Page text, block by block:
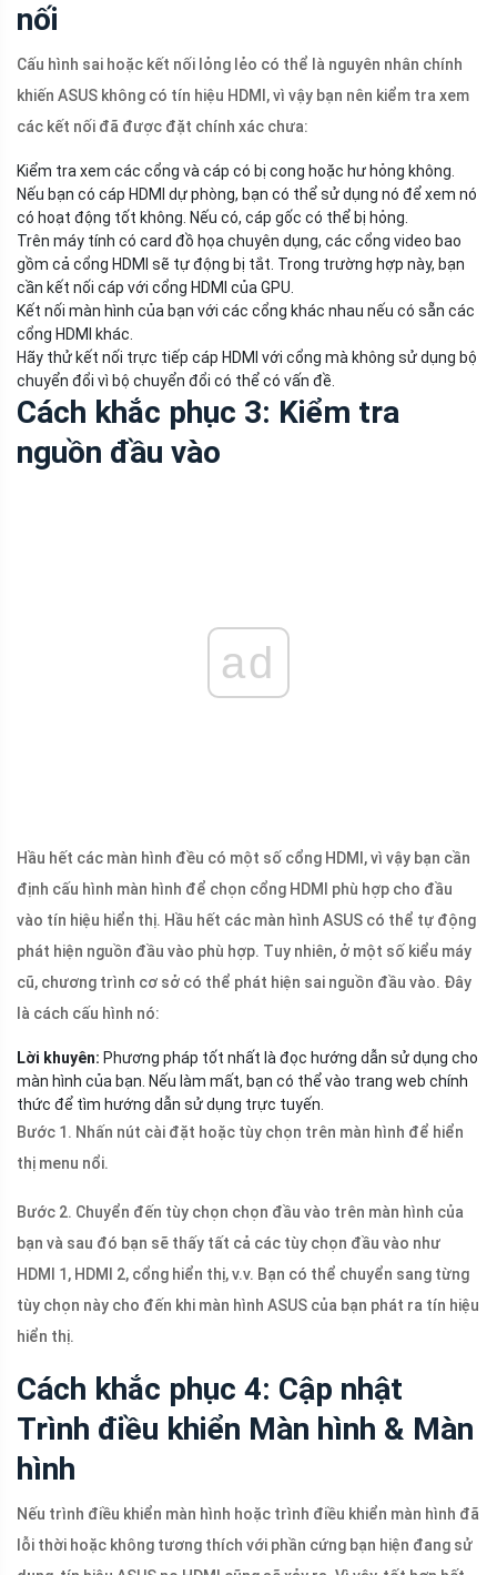
nối
Cấu hình sai hoặc kết nối lỏng lẻo có thể là nguyên nhân chính
khiến ASUS không có tín hiệu HDMI, vì vậy bạn nên kiểm tra xem
các kết nối đã được đặt chính xác chưa:
Kiểm tra xem các cổng và cáp có bị cong hoặc hư hỏng không.
Nếu bạn có cáp HDMI dự phòng, bạn có thể sử dụng nó để xem nó
có hoạt động tốt không. Nếu có, cáp gốc có thể bị hỏng.
Trên máy tính có card đồ họa chuyên dụng, các cổng video bao
gồm cả cổng HDMI sẽ tự động bị tắt. Trong trường hợp này, bạn
cần kết nối cáp với cổng HDMI của GPU.
Kết nối màn hình của bạn với các cổng khác nhau nếu có sẵn các
cổng HDMI khác.
Hãy thử kết nối trực tiếp cáp HDMI với cổng mà không sử dụng bộ
chuyển đổi vì bộ chuyển đổi có thể có vấn đề.
Cách khắc phục 3: Kiểm tra
nguồn đầu vào
ad
Hầu hết các màn hình đều có một số cổng HDMI, vì vậy bạn cần
định cấu hình màn hình để chọn cổng HDMI phù hợp cho đầu
vào tín hiệu hiển thị. Hầu hết các màn hình ASUS có thể tự động
phát hiện nguồn đầu vào phù hợp. Tuy nhiên, ở một số kiểu máy
cũ, chương trình cơ sở có thể phát hiện sai nguồn đầu vào. Đây
là cách cấu hình nó:
Lời khuyên: Phương pháp tốt nhất là đọc hướng dẫn sử dụng cho
màn hình của bạn. Nếu làm mất, bạn có thể vào trang web chính
thức để tìm hướng dẫn sử dụng trực tuyến.
Bước 1. Nhấn nút cài đặt hoặc tùy chọn trên màn hình để hiển
thị menu nổi.
Bước 2. Chuyển đến tùy chọn chọn đầu vào trên màn hình của
bạn và sau đó bạn sẽ thấy tất cả các tùy chọn đầu vào như
HDMI 1, HDMI 2, cổng hiển thị, v.v. Bạn có thể chuyển sang từng
tùy chọn này cho đến khi màn hình ASUS của bạn phát ra tín hiệu
hiển thị.
Cách khắc phục 4: Cập nhật
Trình điều khiển Màn hình & Màn
hình
Nếu trình điều khiển màn hình hoặc trình điều khiển màn hình đã
lỗi thời hoặc không tương thích với phần cứng bạn hiện đang sử